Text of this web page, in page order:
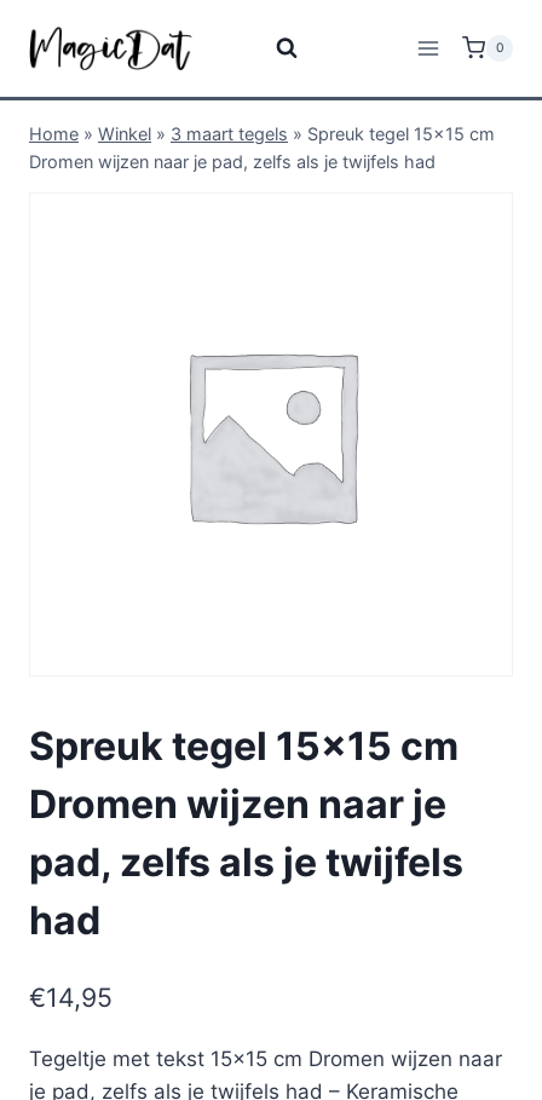
0
Home » Winkel » 3 maart tegels » Spreuk tegel 15×15 cm
Dromen wijzen naar je pad, zelfs als je twijfels had
Spreuk tegel 15×15 cm
Dromen wijzen naar je
pad, zelfs als je twijfels
had
€14,95
Tegeltje met tekst 15×15 cm Dromen wijzen naar
je pad, zelfs als je twijfels had – Keramische